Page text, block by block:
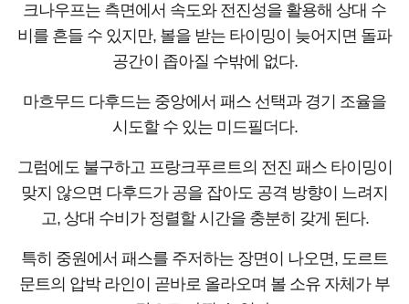
크나우프는 측면에서 속도와 전진성을 활용해 상대 수
비를 흔들 수 있지만, 볼을 받는 타이밍이 늦어지면 돌파
공간이 좁아질 수밖에 없다.
마흐무드 다후드는 중앙에서 패스 선택과 경기 조율을
시도할 수 있는 미드필더다.
그럼에도 불구하고 프랑크푸르트의 전진 패스 타이밍이
맞지 않으면 다후드가 공을 잡아도 공격 방향이 느려지
고, 상대 수비가 정렬할 시간을 충분히 갖게 된다.
특히 중원에서 패스를 주저하는 장면이 나오면, 도르트
문트의 압박 라인이 곧바로 올라오며 볼 소유 자체가 부